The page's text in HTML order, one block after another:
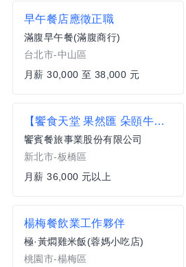
早午餐店應徵正職
滿腹早午餐(滿腹商行)
台北市-中山區
月薪 30,000 至 38,000 元
【饗食天堂 果然匯 朵頤牛排】 餐務專員 起薪36K起 歡迎二度就業者加入【板橋區】
饗賓餐旅事業股份有限公司
新北市-板橋區
月薪 36,000 元以上
楊梅餐飲業工作夥伴
極·黃燜雞米飯(蓉媽小吃店)
桃園市-楊梅區